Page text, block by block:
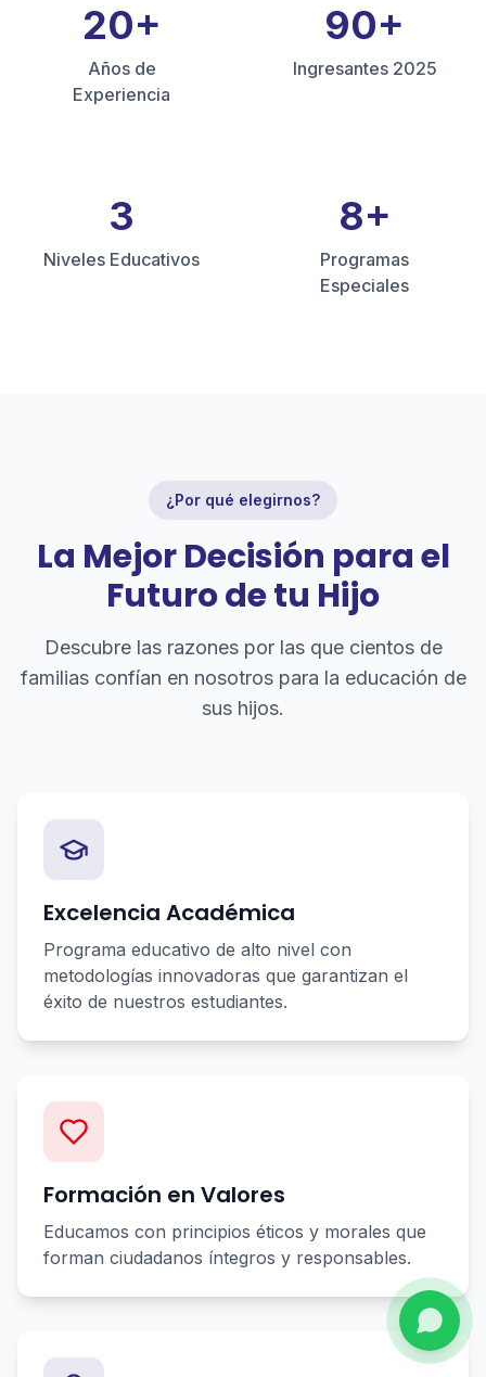
20+
Años de
Experiencia
90+
Ingresantes 2025
3
Niveles Educativos
8+
Programas
Especiales
¿Por qué elegirnos?
La Mejor Decisión para el
Futuro de tu Hijo
Descubre las razones por las que cientos de
familias confían en nosotros para la educación de
sus hijos.
Excelencia Académica
Programa educativo de alto nivel con
metodologías innovadoras que garantizan el
éxito de nuestros estudiantes.
Formación en Valores
Educamos con principios éticos y morales que
forman ciudadanos íntegros y responsables.